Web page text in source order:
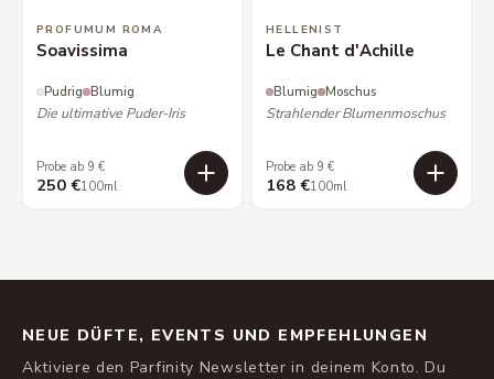
PROFUMUM ROMA
Soavissima
Pudrig Blumig
Die ultimative Puder-Iris
Probe ab 9 €
250 €100ml
HELLENIST
Le Chant d'Achille
Blumig Moschus
Strahlender Blumenmoschus
Probe ab 9 €
168 €100ml
NEUE DÜFTE, EVENTS UND EMPFEHLUNGEN
Aktiviere den Parfinity Newsletter in deinem Konto. Du